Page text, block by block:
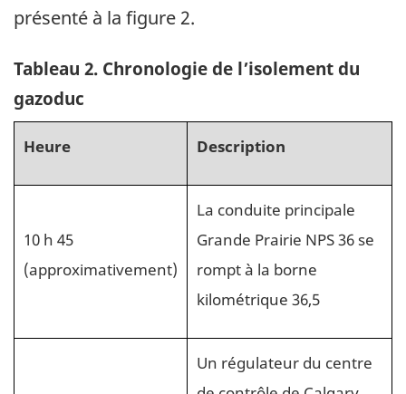
présenté à la figure 2.
Tableau 2. Chronologie de l’isolement du
gazoduc
Heure Description
10 h 45
(approximativement)
La conduite principale
Grande Prairie NPS 36 se
rompt à la borne
kilométrique 36,5
Un régulateur du centre